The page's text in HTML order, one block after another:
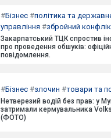
#Бізнес #політика та
управління #збройний
Закарпатський ТЦК спростив
про проведення обшуків:
повідомлення.
#Бізнес #злочин #товари та
Нетверезий водій без прав: у
затримали кермувальника
(ФОТО)